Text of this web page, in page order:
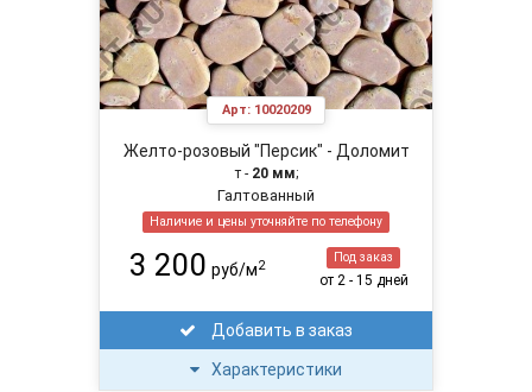
Арт: 10020209
Желто-розовый "Персик" - Доломит
т - 20 мм;
Галтованный
Наличие и цены уточняйте по телефону
3 200 руб/м2
Под заказ
от 2 - 15 дней
Добавить в заказ
Характеристики